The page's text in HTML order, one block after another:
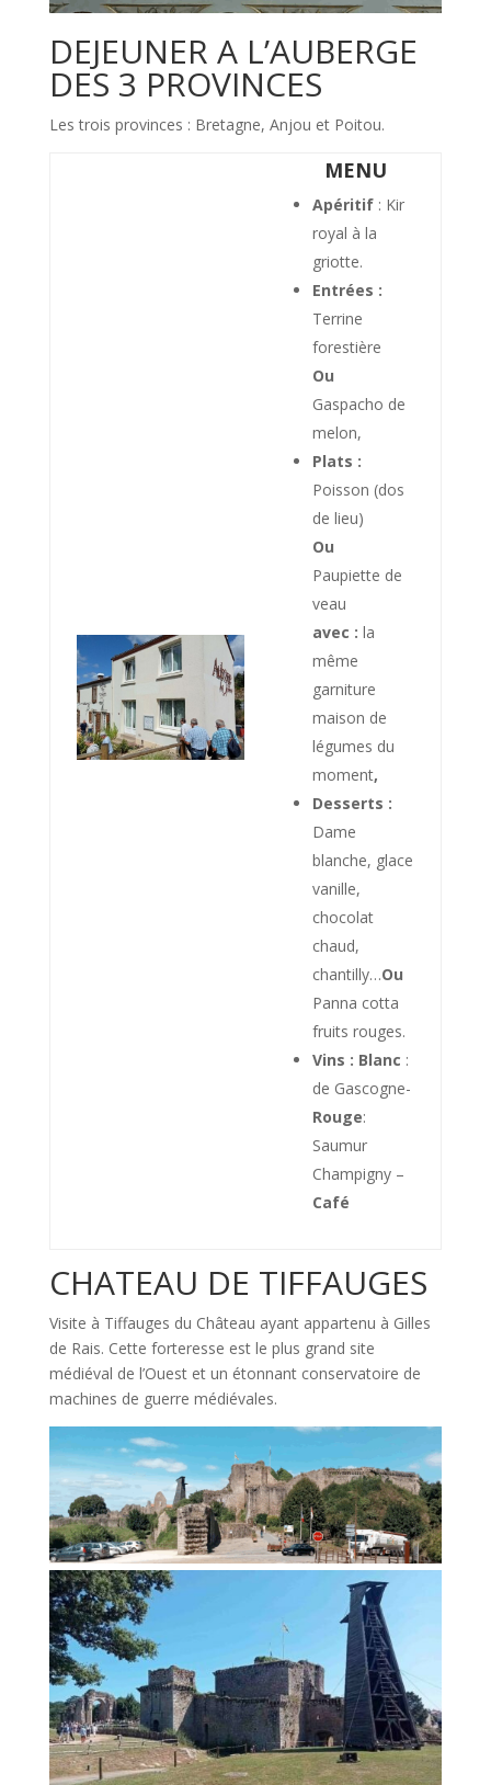
DEJEUNER A L’AUBERGE
DES 3 PROVINCES
Les trois provinces : Bretagne, Anjou et Poitou.
MENU
Apéritif : Kir
royal à la
griotte.
Entrées :
Terrine
forestière
Ou
Gaspacho de
melon,
Plats :
Poisson (dos
de lieu)
Ou
Paupiette de
veau
avec : la
même
garniture
maison de
légumes du
moment,
Desserts :
Dame
blanche, glace
vanille,
chocolat
chaud,
chantilly…Ou
Panna cotta
fruits rouges.
Vins : Blanc :
de Gascogne-
Rouge:
Saumur
Champigny –
Café
CHATEAU DE TIFFAUGES
Visite à Tiffauges du Château ayant appartenu à Gilles
de Rais. Cette forteresse est le plus grand site
médiéval de l’Ouest et un étonnant conservatoire de
machines de guerre médiévales.